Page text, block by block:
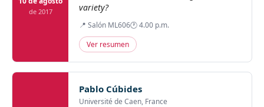
de 2017
variety?
📍 Salón ML606🕐 4.00 p.m.
Ver resumen
Pablo Cúbides
Université de Caen, France